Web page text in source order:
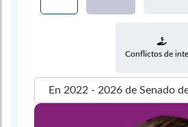
Conflictos de
En 2022 - 2026 de Senado